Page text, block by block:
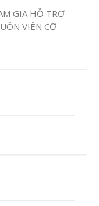
GIA HỖ TRỢ
VIÊN CƠ